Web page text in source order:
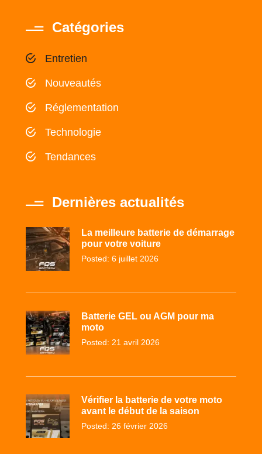
Catégories
Entretien
Nouveautés
Réglementation
Technologie
Tendances
Dernières actualités
La meilleure batterie de démarrage
pour votre voiture
Posted: 6 juillet 2026
Batterie GEL ou AGM pour ma
moto
Posted: 21 avril 2026
Vérifier la batterie de votre moto
avant le début de la saison
Posted: 26 février 2026